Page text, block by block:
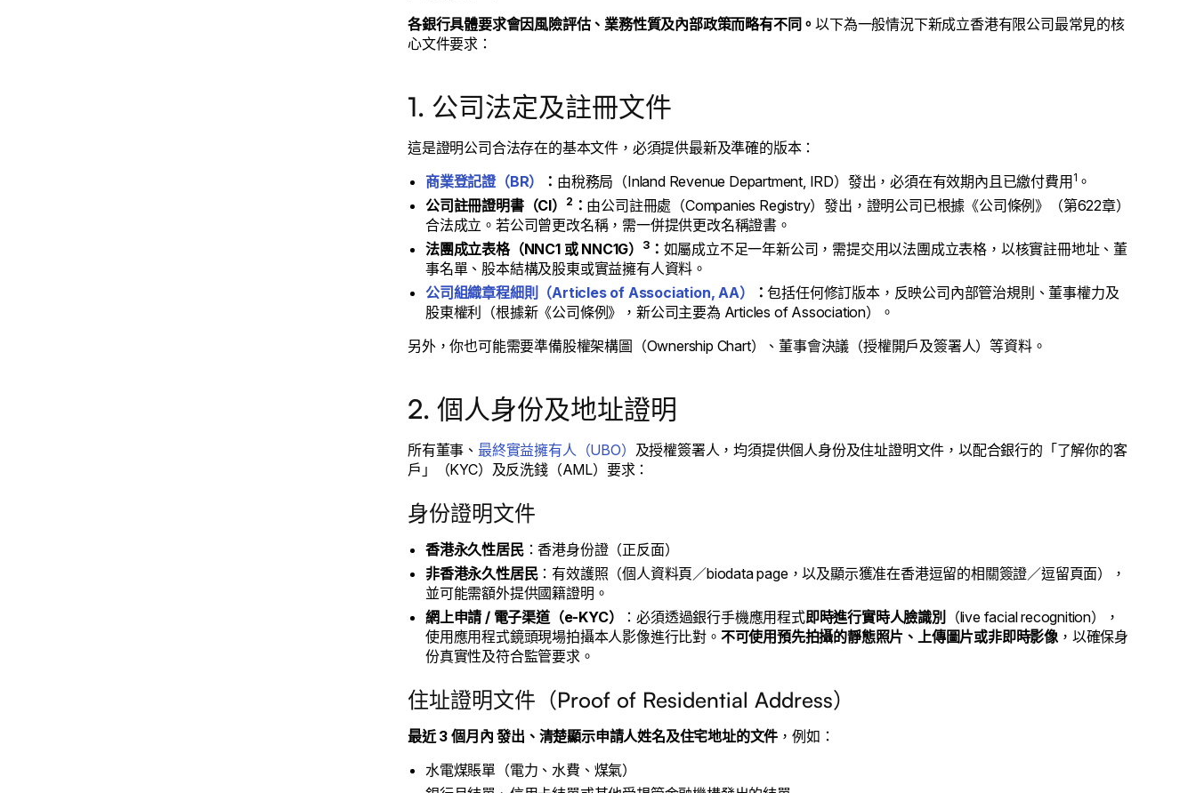
各銀行具體要求會因風險評估、業務性質及內部政策而略有不同。以下為一般情況下新成立香港有限公司最常見的核
心文件要求：
1. 公司法定及註冊文件
這是證明公司合法存在的基本文件，必須提供最新及準確的版本：
商業登記證（BR）
： 由稅務局（Inland Revenue Department, IRD）發出，必須在有效期內且已繳付費用1 。
公司註冊證明書（CI）
2 ： 由公司註冊處（Companies Registry）發出，證明公司已根據《公司條例》（第622章）
合法成立。若公司曾更改名稱，需一併提供更改名稱證書。
法團成立表格（NNC1 或 NNC1G）
3： 如屬成立不足一年新公司，需提交用以法團成立表格，以核實註冊地址、董
事名單、股本結構及股東或實益擁有人資料。
公司組織章程細則（Articles of Association, AA）
：包括任何修訂版本，反映公司內部管治規則、董事權力及
股東權利（根據新《公司條例》，新公司主要為 Articles of Association）。
另外，你也可能需要準備股權架構圖（Ownership Chart）、董事會決議（授權開戶及簽署人）等資料。
2. 個人身份及地址證明
所有董事、 最終實益擁有人（UBO） 及授權簽署人，均須提供個人身份及住址證明文件，以配合銀行的「了解你的客
戶」（KYC）及反洗錢（AML）要求：
身份證明文件
香港永久性居民：香港身份證（正反面）
非香港永久性居民：有效護照（個人資料頁／biodata page，以及顯示獲准在香港逗留的相關簽證／逗留頁面），
並可能需額外提供國籍證明。
網上申請 / 電子渠道（e-KYC）
：必須透過銀行手機應用程式即時進行實時人臉識別
（live facial recognition），
使用應用程式鏡頭現場拍攝本人影像進行比對。 不可使用預先拍攝的靜態照片、上傳圖片或非即時影像 ，以確保身
份真實性及符合監管要求。
住址證明文件（Proof of Residential Address）
最近 3 個月內 發出、清楚顯示申請人姓名及住宅地址的文件 ，例如：
水電煤賬單（電力、水費、煤氣）